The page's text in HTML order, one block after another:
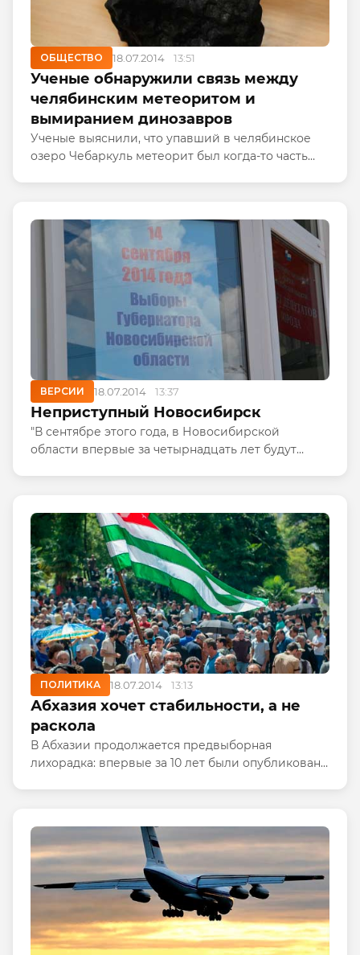
ОБЩЕСТВО 18.07.2014 13:51
Ученые обнаружили связь между
челябинским метеоритом и
вымиранием динозавров
Ученые выяснили, что упавший в челябинское
озеро Чебаркуль метеорит был когда-то часть
ВЕРСИИ 18.07.2014 13:37
Неприступный Новосибирск
"В сентябре этого года, в Новосибирской
области впервые за четырнадцать лет будут
ПОЛИТИКА 18.07.2014 13:13
Абхазия хочет стабильности, а не
раскола
В Абхазии продолжается предвыборная
лихорадка: впервые за 10 лет были опубликованы